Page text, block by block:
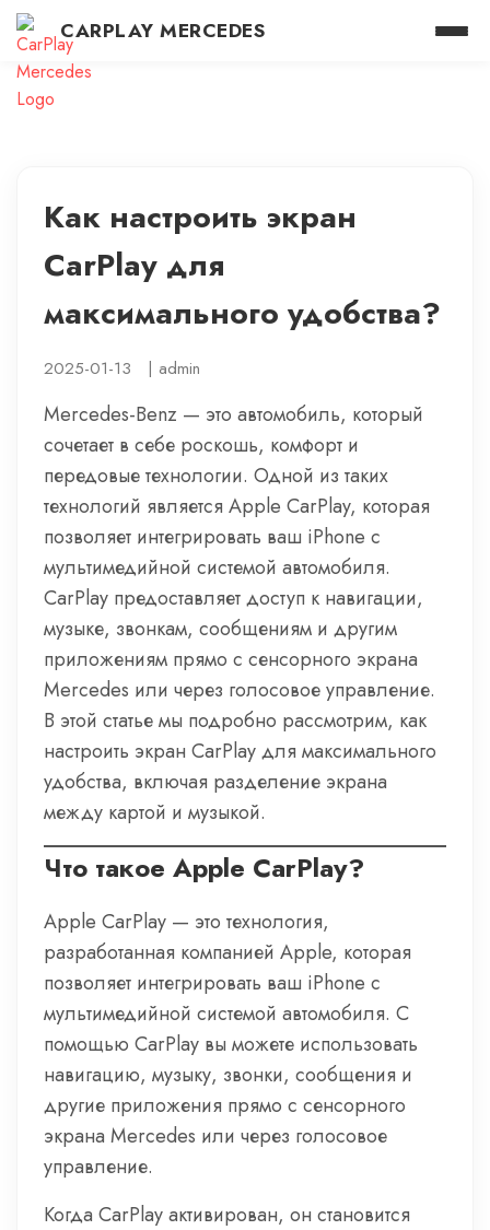
CARPLAY MERCEDES
Как настроить экран
CarPlay для
максимального удобства?
2025-01-13 | admin
Mercedes-Benz — это автомобиль, который
сочетает в себе роскошь, комфорт и
передовые технологии. Одной из таких
технологий является Apple CarPlay, которая
позволяет интегрировать ваш iPhone с
мультимедийной системой автомобиля.
CarPlay предоставляет доступ к навигации,
музыке, звонкам, сообщениям и другим
приложениям прямо с сенсорного экрана
Mercedes или через голосовое управление.
В этой статье мы подробно рассмотрим, как
настроить экран CarPlay для максимального
удобства, включая разделение экрана
между картой и музыкой.
Что такое Apple CarPlay?
Apple CarPlay — это технология,
разработанная компанией Apple, которая
позволяет интегрировать ваш iPhone с
мультимедийной системой автомобиля. С
помощью CarPlay вы можете использовать
навигацию, музыку, звонки, сообщения и
другие приложения прямо с сенсорного
экрана Mercedes или через голосовое
управление.
Когда CarPlay активирован, он становится